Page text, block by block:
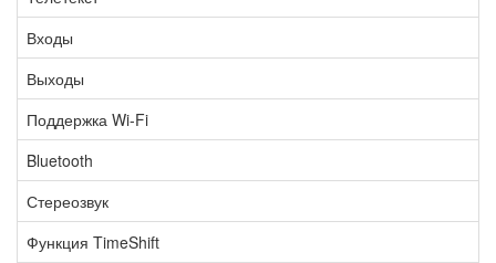
Входы
Выходы
Поддержка Wi-Fi
Bluetooth
Стереозвук
Функция TimeShift